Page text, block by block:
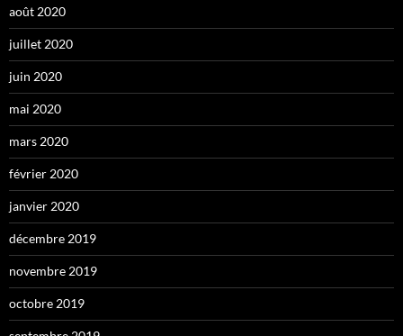
août 2020
juillet 2020
juin 2020
mai 2020
mars 2020
février 2020
janvier 2020
décembre 2019
novembre 2019
octobre 2019